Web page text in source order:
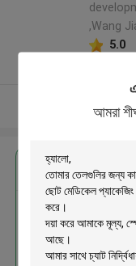
আমরা
,Wang
5.0